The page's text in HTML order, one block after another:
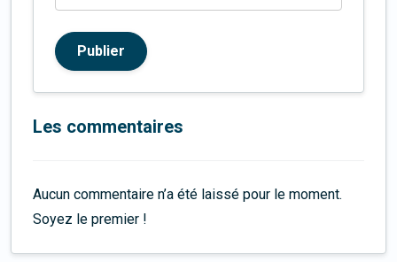
Publier
Les commentaires
Aucun commentaire n’a été laissé pour le moment.
Soyez le premier !